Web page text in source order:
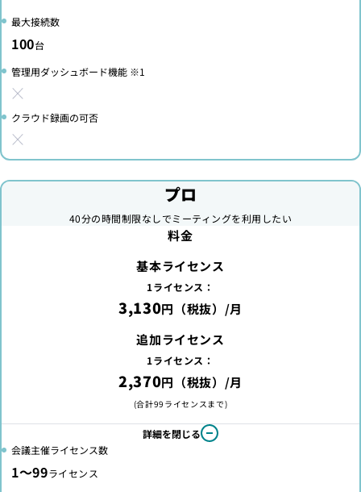
最大接続数
100台
管理用ダッシュボード機能 ※1
クラウド録画の可否
プロ
40分の時間制限なしでミーティングを利用したい
料金
基本ライセンス
1ライセンス：
3,130円（税抜）/月
追加ライセンス
1ライセンス：
2,370円（税抜）/月
(合計99ライセンスまで)
詳細を閉じる
会議主催ライセンス数
1～99ライセンス